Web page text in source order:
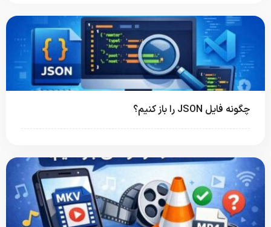
چگونه فایل JSON را باز کنیم؟